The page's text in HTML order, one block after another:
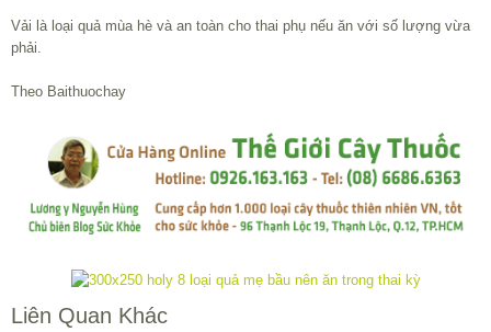
Vải là loại quả mùa hè và an toàn cho thai phụ nếu ăn với số lượng vừa
phải.
Theo Baithuochay
Liên Quan Khác